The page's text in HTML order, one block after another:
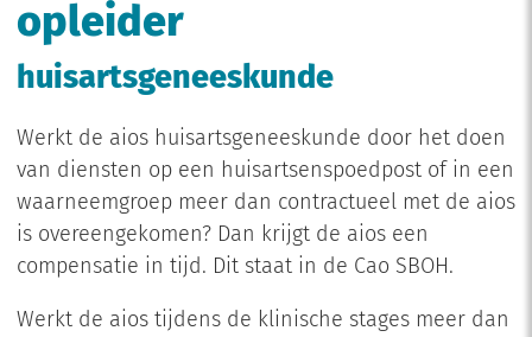
opleider
huisartsgeneeskunde
Werkt de aios huisartsgeneeskunde door het doen
van diensten op een huisartsenspoedpost of in een
waarneemgroep meer dan contractueel met de aios
is overeengekomen? Dan krijgt de aios een
compensatie in tijd. Dit staat in de Cao SBOH.
Werkt de aios tijdens de klinische stages meer dan